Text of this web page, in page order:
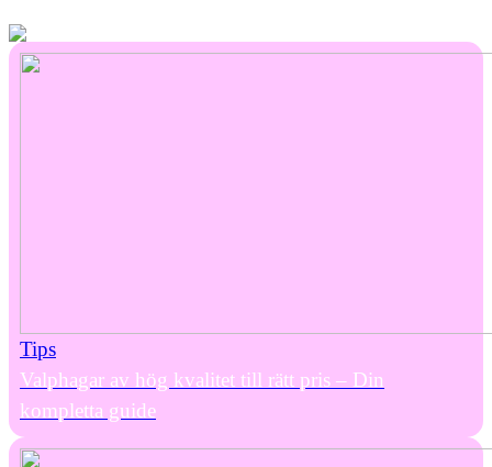
Tips
Valphagar av hög kvalitet till rätt pris – Din
kompletta guide